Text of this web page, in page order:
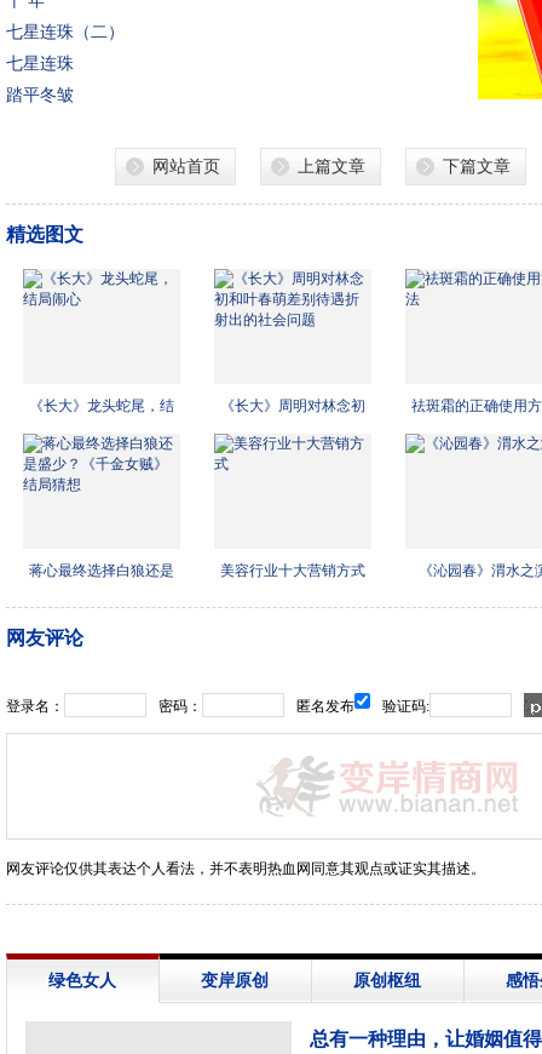
七星连珠（二）
七星连珠
踏平冬皱
网站首页 上篇文章 下篇文章
精选图文
《长大》龙头蛇尾，结
《长大》周明对林念初
祛斑霜的正确使用
蒋心最终选择白狼还是
美容行业十大营销方式 《沁园春》渭水之
网友评论
登录名： 密码： 匿名发布 验证码:
网友评论仅供其表达个人看法，并不表明热血网同意其观点或证实其描述。
绿色女人 变岸原创 原创枢纽 感
总有一种理由，让婚姻值